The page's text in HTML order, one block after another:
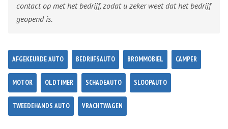
contact op met het bedrijf, zodat u zeker weet dat het bedrijf
geopend is.
AFGEKEURDE AUTO BEDRIJFSAUTO BROMMOBIEL CAMPER
MOTOR OLDTIMER SCHADEAUTO SLOOPAUTO
TWEEDEHANDS AUTO VRACHTWAGEN